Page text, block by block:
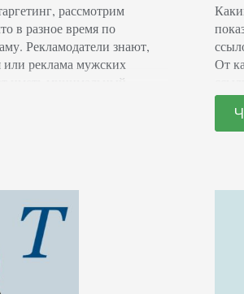
рассмотрим
в разное время по
Рекламодатели знают,
или реклама мужских
иметь минимальный
увидит объявление. Все мы
тайм стоит намного
От